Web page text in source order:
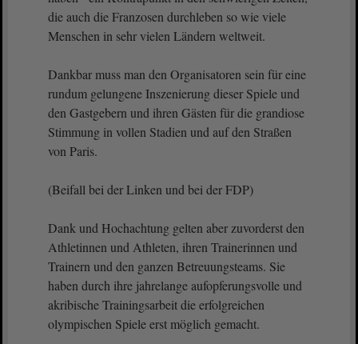
die auch die Franzosen durchleben so wie viele
Menschen in sehr vielen Ländern weltweit.
Dankbar muss man den Organisatoren sein für eine
rundum gelungene Inszenierung dieser Spiele und
den Gastgebern und ihren Gästen für die grandiose
Stimmung in vollen Stadien und auf den Straßen
von Paris.
(Beifall bei der Linken und bei der FDP)
Dank und Hochachtung gelten aber zuvorderst den
Athletinnen und Athleten, ihren Trainerinnen und
Trainern und den ganzen Betreuungsteams. Sie
haben durch ihre jahrelange aufopferungsvolle und
akribische Trainingsarbeit die erfolgreichen
olympischen Spiele erst möglich gemacht.